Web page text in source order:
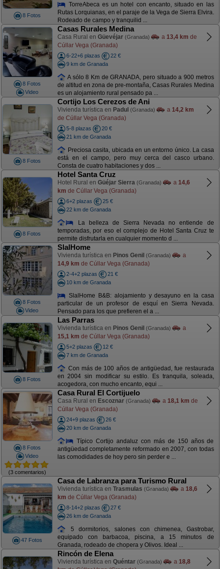
8 Fotos
TorreAbeca es un hotel con encanto, situado en las
Rutas Lorquianas, en el paraje de la Vega de Sierra Elvira.
Rodeado de campo y tranquilid ...
8 Fotos
Video
Casas Rurales Medina
Casa Rural en Güevéjar (Granada) a 13,4 km de
Cúllar Vega (Granada)
6-22+6 plazas
22 €
9 km de Granada
A sólo 8 Km de GRANADA, pero situado a 900 metros
de altitud en zona de pre-montaña, Casas Rurales Medina
es un alojamiento rural pensado pa ...
8 Fotos
Cortijo Los Cerezos de Ani
Vivienda turística en Padul (Granada) a 14,2 km
de Cúllar Vega (Granada)
5-8 plazas
20 €
21 km de Granada
Preciosa casita, ubicada en un entorno único. La casa
está en el campo, pero muy cerca del casco urbano.
Consta de cuatro habitaciones y dos ...
8 Fotos
Hotel Santa Cruz
Hotel Rural en Güéjar Sierra (Granada) a 14,6
km de Cúllar Vega (Granada)
6+2 plazas
25 €
22 km de Granada
La belleza de Sierra Nevada no entiende de
temporadas, por eso el complejo de Hotel Santa Cruz te
permite disfrutarla en cualquier momento d ...
8 Fotos
Video
SlalHome
Vivienda turística en Pinos Genil (Granada)
a
14,9 km de Cúllar Vega (Granada)
2-4+2 plazas
21 €
10 km de Granada
SlalHome B&B: alojamiento y desayuno en la casa
particular de un profesor de esquí en Sierra Nevada.
Pensado para los que prefieren el a ...
8 Fotos
Las Parras
Vivienda turística en Pinos Genil (Granada)
a
15,1 km de Cúllar Vega (Granada)
5+2 plazas
12 €
7 km de Granada
Con más de 100 años de antigüedad, fue restaurada
en 2004 sin modificar su estilo. Es tranquila, soleada,
acogedora, con mucho encanto, equi ...
8 Fotos
Video
(3 comentarios)
Casa Rural El Cortijuelo
Casa Rural en Escoznar (Granada) a 18,1 km de
Cúllar Vega (Granada)
24+9 plazas
26 €
20 km de Granada
Típico Cortijo andaluz con más de 150 años de
antigüedad completamente reformado en 2007, con todas
las comodidades de hoy pero sin perder e ...
47 Fotos
Casa de Labranza para Turismo Rural
Vivienda turística en Trasmulas (Granada) a 18,6
km de Cúllar Vega (Granada)
8-14+2 plazas
27 €
26 km de Granada
5 dormitorios, salones con chimenea, Gastrobar,
equipado con barbacoa, piscina, a 15 minutos de
Granada, rodeado de chopera y Olivos. Ideal ...
Rincón de Elena
Vivienda turística en Quéntar (Granada) a 18,8